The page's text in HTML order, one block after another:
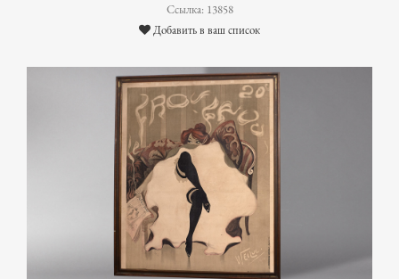
Ссылка: 13858
Добавить в ваш список